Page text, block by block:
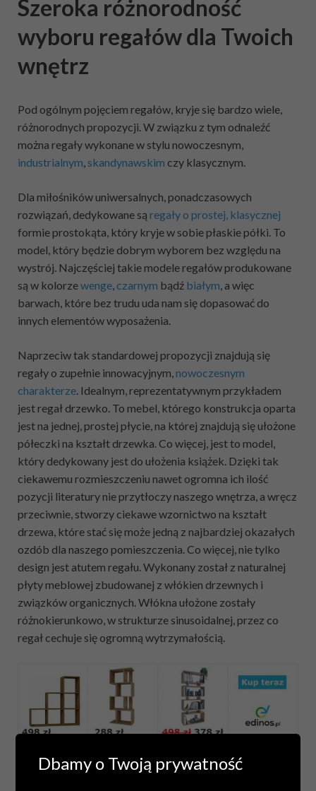
Szeroka różnorodność
wyboru regałów dla Twoich
wnętrz
Pod ogólnym pojęciem regałów, kryje się bardzo wiele,
różnorodnych propozycji. W związku z tym odnaleźć
można regały wykonane w stylu nowoczesnym,
industrialnym, skandynawskim czy klasycznym.
Dla miłośników uniwersalnych, ponadczasowych
rozwiązań, dedykowane są regały o prostej, klasycznej
formie prostokąta, który kryje w sobie płaskie półki. To
model, który będzie dobrym wyborem bez względu na
wystrój. Najczęściej takie modele regałów produkowane
są w kolorzewenge,czarnym bądź białym, a więc
barwach, które bez trudu uda nam się dopasować do
innych elementów wyposażenia.
Naprzeciw tak standardowej propozycji znajdują się
regały o zupełnie innowacyjnym,nowoczesnym
charakterze. Idealnym, reprezentatywnym przykładem
jest regał drzewko. To mebel, którego konstrukcja oparta
jest na jednej, prostej płycie, na której znajdują się ułożone
półeczki na kształt drzewka. Co więcej, jest to model,
który dedykowany jest do ułożenia książek. Dzięki tak
ciekawemu rozmieszczeniu nawet ogromna ich ilość
pozycji literatury nie przytłoczy naszego wnętrza, a wręcz
przeciwnie, stworzy ciekawe wzornictwo na kształt
drzewa, które stać się może jedną z najbardziej okazałych
ozdób dla naszego pomieszczenia. Co więcej, nie tylko
design jest atutem regału. Wykonany został z naturalnej
płyty meblowej zbudowanej z włókien drzewnych i
związków organicznych. Włókna ułożone zostały
różnokierunkowo, w strukturze sinusoidalnej, przez co
regał cechuje się ogromną wytrzymałością.
Pomimo tego, że regał zazwyczaj kojarzy nam się przede
wszystkim jako mebel stojący o proste konstrukcji, do
Dbamy o Twoją prywatność